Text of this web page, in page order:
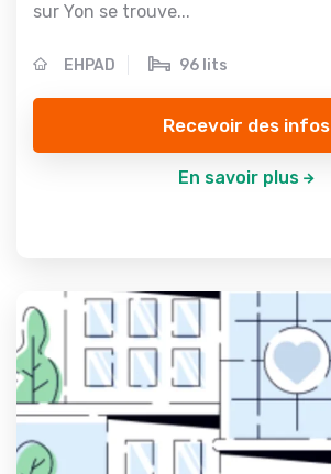
sur Yon se trouve...
EHPAD 96 lits
Recevoir des infos
En savoir plus